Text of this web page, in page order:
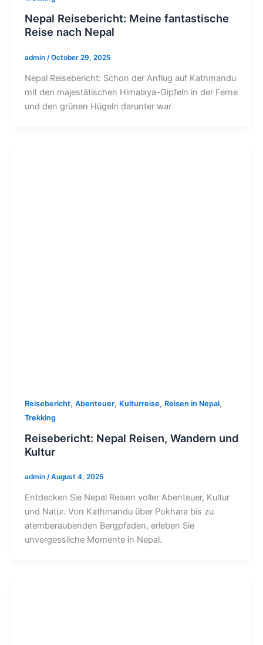
Nepal Reisebericht: Meine fantastische
Reise nach Nepal
admin /October 29, 2025
Nepal Reisebericht: Schon der Anflug auf Kathmandu
mit den majestätischen Himalaya-Gipfeln in der Ferne
und den grünen Hügeln darunter war
Reisebericht, Abenteuer, Kulturreise, Reisen in Nepal,
Trekking
Reisebericht: Nepal Reisen, Wandern und
Kultur
admin /August 4, 2025
Entdecken Sie Nepal Reisen voller Abenteuer, Kultur
und Natur. Von Kathmandu über Pokhara bis zu
atemberaubenden Bergpfaden, erleben Sie
unvergessliche Momente in Nepal.